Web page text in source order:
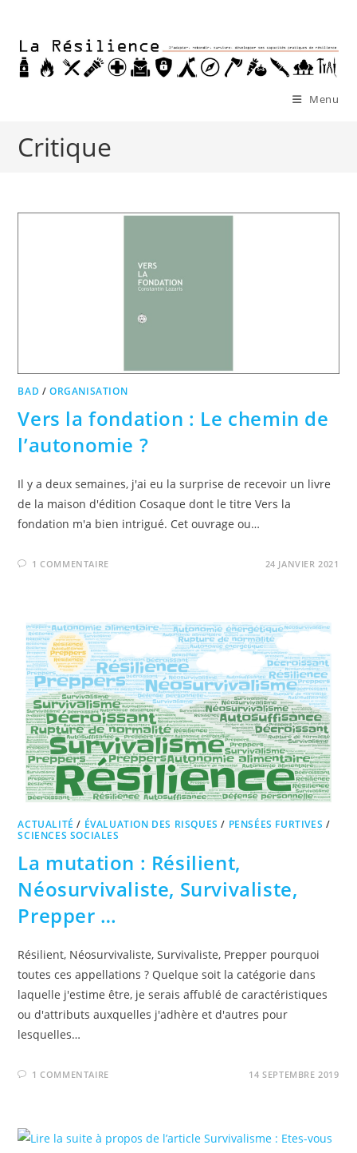
content
Menu
Critique
BAD /ORGANISATION
Vers la fondation : Le chemin de
l’autonomie ?
Il y a deux semaines, j'ai eu la surprise de recevoir un livre
de la maison d'édition Cosaque dont le titre Vers la
fondation m'a bien intrigué. Cet ouvrage ou…
1 COMMENTAIRE 24 JANVIER 2021
ACTUALITÉ / ÉVALUATION DES RISQUES / PENSÉES FURTIVES /
SCIENCES SOCIALES
La mutation : Résilient,
Néosurvivaliste, Survivaliste,
Prepper …
Résilient, Néosurvivaliste, Survivaliste, Prepper pourquoi
toutes ces appellations ? Quelque soit la catégorie dans
laquelle j'estime être, je serais affublé de caractéristiques
ou d'attributs auxquelles j'adhère et d'autres pour
lesquelles…
1 COMMENTAIRE 14 SEPTEMBRE 2019